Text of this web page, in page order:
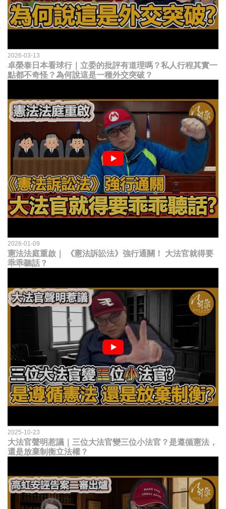
2026-03-13
卓榮泰日本看球行｜立委的批評有道理嗎？私人行程其實一
點都不奇怪？為何說這是一種外交突破？
2026-01-09
憲法法庭重啟｜ 《憲法訴訟法》強行通關！ 大法官就得要
乖乖聽話？
2025-10-23
大法官聲明惹議｜三位大法官變三位小法官？是遵循憲法，
還是放棄制衡立法權？